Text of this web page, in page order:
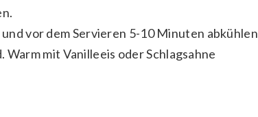
vor dem Servieren 5-10 Minuten abkühlen
mit Vanilleeis oder Schlagsahne